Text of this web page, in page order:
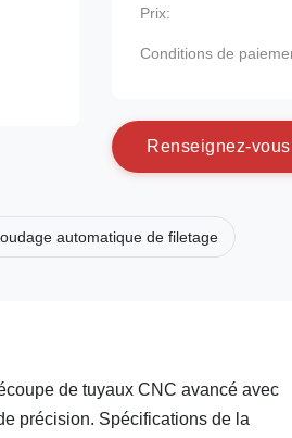
Prix:
Conditions de
Renseignez-vous
automatique de filetage
de tuyaux CNC avancé avec
précision. Spécifications de la